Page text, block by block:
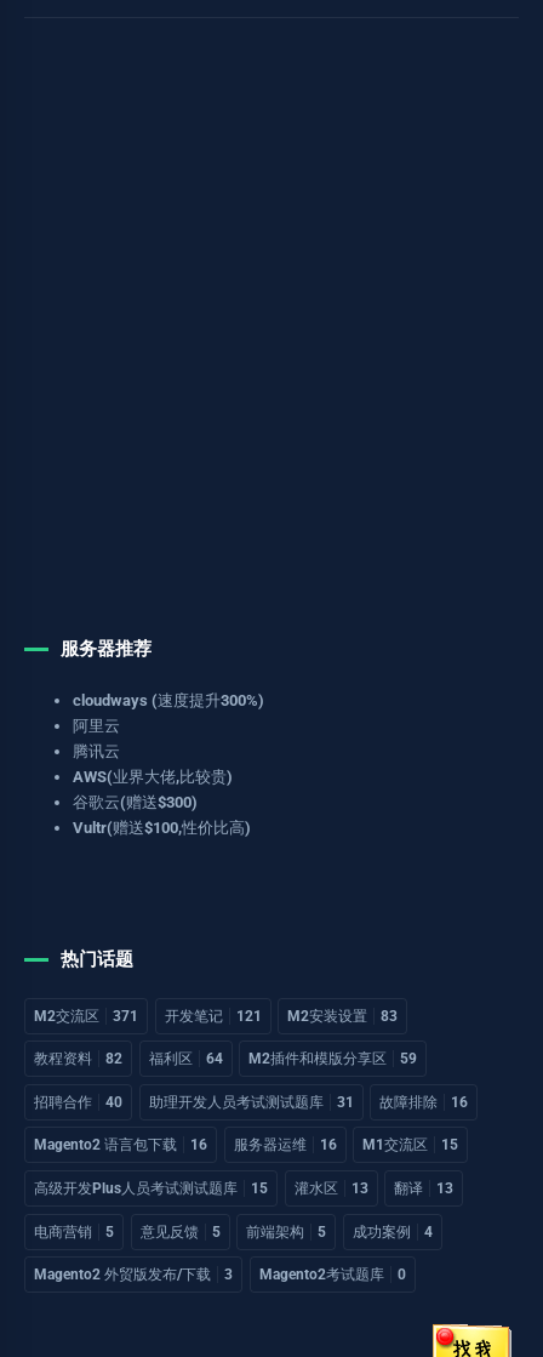
服务器推荐
cloudways (速度提升300%)
阿里云
腾讯云
AWS(业界大佬,比较贵)
谷歌云(赠送$300)
Vultr(赠送$100,性价比高)
热门话题
M2交流区 371 开发笔记 121 M2安装设置 83
教程资料 82 福利区 64 M2插件和模版分享区 59
招聘合作 40 助理开发人员考试测试题库 31 故障排除 16
Magento2 语言包下载 16 服务器运维 16 M1交流区 15
高级开发Plus人员考试测试题库 15 灌水区 13 翻译 13
电商营销 5 意见反馈 5 前端架构 5 成功案例 4
Magento2 外贸版发布/下载 3 Magento2考试题库 0